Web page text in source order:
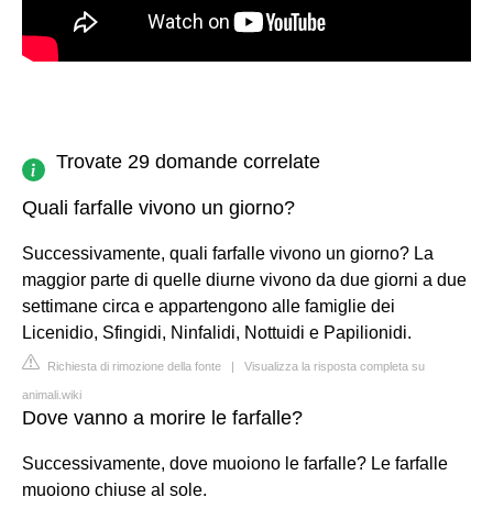
Trovate 29 domande correlate
Quali farfalle vivono un giorno?
Successivamente, quali farfalle vivono un giorno? La
maggior parte di quelle diurne vivono da due giorni a due
settimane circa e appartengono alle famiglie dei
Licenidio, Sfingidi, Ninfalidi, Nottuidi e Papilionidi.
Richiesta di rimozione della fonte | Visualizza la risposta completa su
animali.wiki
Dove vanno a morire le farfalle?
Successivamente, dove muoiono le farfalle? Le farfalle
muoiono chiuse al sole.